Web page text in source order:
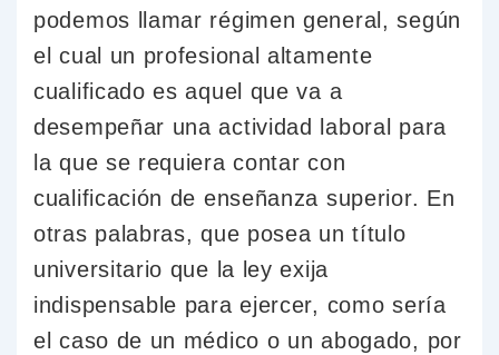
podemos llamar régimen general, según
el cual un profesional altamente
cualificado es aquel que va a
desempeñar una actividad laboral para
la que se requiera contar con
cualificación de enseñanza superior. En
otras palabras, que posea un título
universitario que la ley exija
indispensable para ejercer, como sería
el caso de un médico o un abogado, por